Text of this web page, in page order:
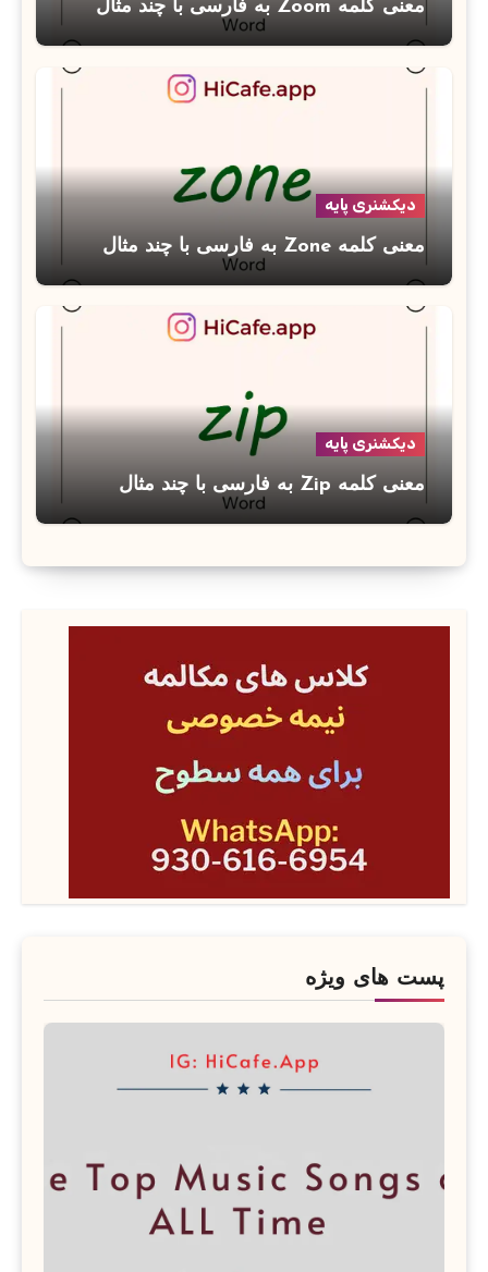
معنی کلمه Zoom به فارسی با چند مثال
دیکشنری پایه
معنی کلمه Zone به فارسی با چند مثال
دیکشنری پایه
معنی کلمه Zip به فارسی با چند مثال
پست های ویژه